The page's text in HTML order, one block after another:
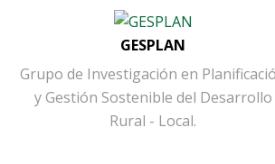
GESPLAN
Grupo de Investigación en
y Gestión Sostenible del Desarrollo
Rural - Local.